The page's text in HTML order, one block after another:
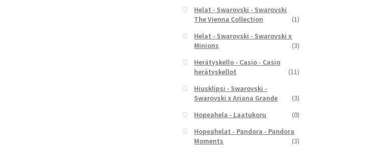
Helat - Swarovski - Swarovski
The Vienna Collection
(1)
Helat - Swarovski - Swarovski x
Minions
(3)
Herätyskello - Casio - Casio
herätyskellot
(11)
Hiusklipsi - Swarovski -
Swarovski x Ariana Grande
(3)
Hopeahela - Laatukoru
(0)
Hopeahelat - Pandora - Pandora
Moments
(3)